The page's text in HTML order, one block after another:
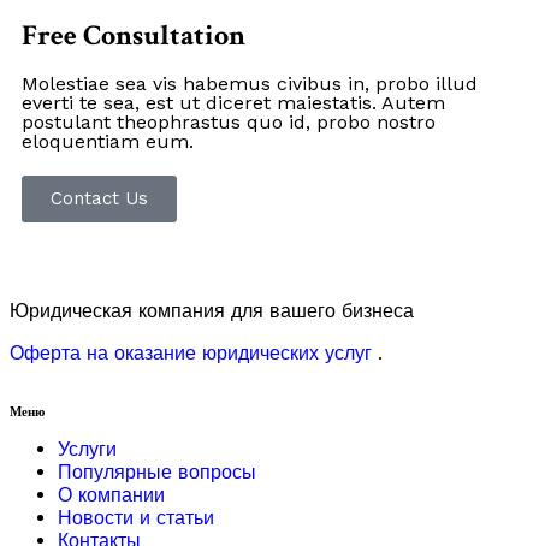
Free Consultation
Molestiae sea vis habemus civibus in, probo illud
everti te sea, est ut diceret maiestatis. Autem
postulant theophrastus quo id, probo nostro
eloquentiam eum.
Contact Us
Юридическая компания для вашего бизнеса
Оферта на оказание юридических услуг .
Меню
Услуги
Популярные вопросы
О компании
Новости и статьи
Контакты